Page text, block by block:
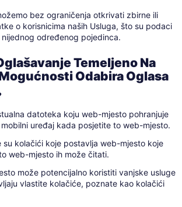
bez ograničenja otkrivati zbirne ili
o korisnicima naših Usluga, što su podaci
određenog pojedinca.
Temeljeno Na
Odabira Oglasa
datoteka koju web-mjesto pohranjuje
uređaj kada posjetite to web-mjesto.
su kolačići koje postavlja web-mjesto koje
web-mjesto ih može čitati.
može potencijalno koristiti vanjske usluge
vlastite kolačiće, poznate kao kolačići